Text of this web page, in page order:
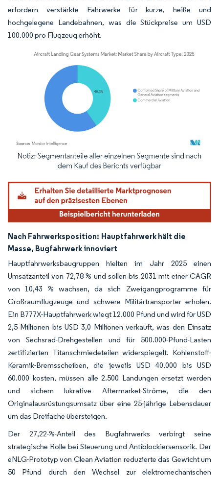
erfordern verstärkte Fahrwerke für kurze, heiße und
hochgelegene Landebahnen, was die Stückpreise um USD
100.000 pro Flugzeug erhöht.
Bild © Mordor Intelligence. Wiederverwendung erfordert Namensnennung
Nach Fahrwerksposition: Hauptfahrwerk hält die
Masse, Bugfahrwerk innoviert
Hauptfahrwerksbaugruppen hielten im Jahr 2025 einen
Umsatzanteil von 72,78 % und sollen bis 2031 mit einer CAGR
von 10,43 % wachsen, da sich Zweigangprogramme für
Großraumflugzeuge und schwere Militärtransporter erholen.
Ein B777X-Hauptfahrwerk wiegt 12.000 Pfund und wird für USD
2,5 Millionen bis USD 3,0 Millionen verkauft, was den Einsatz
von Sechsrad-Drehgestellen und für 500.000-Pfund-Lasten
zertifizierten Titanschmiedeteilen widerspiegelt. Kohlenstoff-
Keramik-Bremsscheiben, die jeweils USD 40.000 bis USD
60.000 kosten, müssen alle 2.500 Landungen ersetzt werden
und sichern lukrative Aftermarket-Ströme, die den
Originalausrüstungsumsatz über eine 25-jährige Lebensdauer
um das Dreifache übersteigen.
Der 27,22-%-Anteil des Bugfahrwerks verbirgt seine
strategische Rolle bei Steuerung und Antiblockiersensorik. Der
eNLG-Prototyp von Clean Aviation reduzierte das Gewicht um
50 Pfund durch den Wechsel zur elektromechanischen